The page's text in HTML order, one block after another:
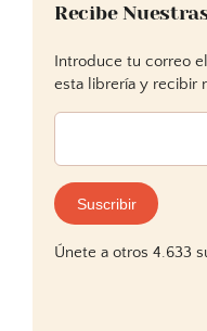
Recibe
Introduce tu correo
esta librería y recibir
Dirección
correo
electrónico:
Suscribir
Únete a otros 4.633